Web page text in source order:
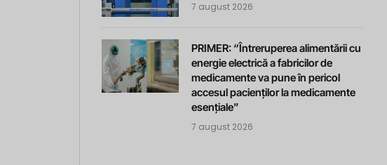
7 august 2026
PRIMER: “Întreruperea alimentării cu
energie electrică a fabricilor de
medicamente va pune în pericol
accesul pacienților la medicamente
esențiale”
7 august 2026